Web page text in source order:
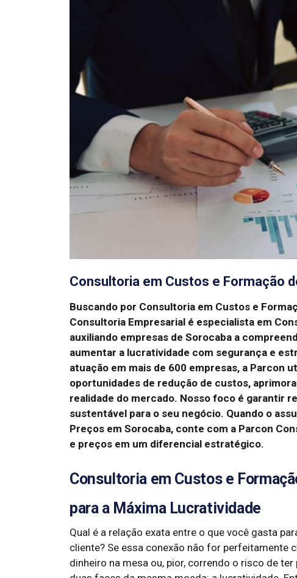
Consultoria em Custos e Formação
Buscando por Consultoria em Custos e
Consultoria Empresarial é especialista em
auxiliando empresas de Sorocaba a
aumentar a lucratividade com segurança e
atuação em mais de 600 empresas, a Parcon
oportunidades de redução de custos,
realidade do mercado. Nosso foco é garantir
sustentável para o seu negócio. Quando o
Preços em Sorocaba, conte com a Parcon
e preços em um diferencial estratégico.
Consultoria em Custos e
para a Máxima Lucratividade
Qual é a relação exata entre o que você gasta
cliente? Se essa conexão não for perfeitamente
dinheiro na mesa ou, pior, correndo o risco de